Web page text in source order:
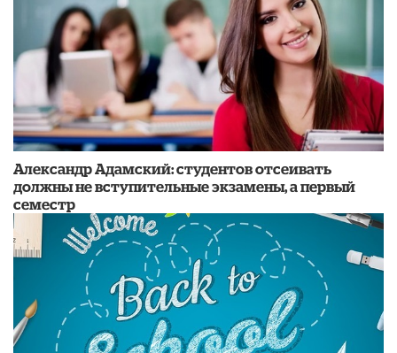
Александр Адамский: студентов отсеивать
должны не вступительные экзамены, а первый
семестр